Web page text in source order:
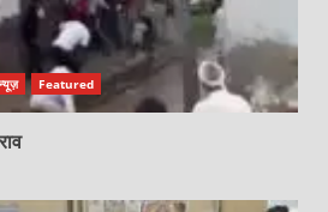
Featured